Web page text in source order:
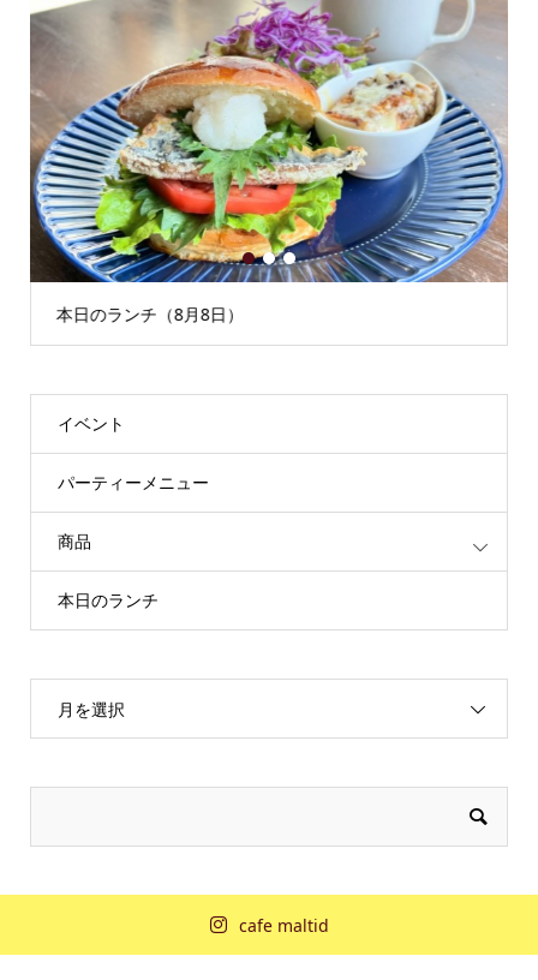
本日のランチ（8月8日）
1 2 3
イベント
パーティーメニュー
商品
本日のランチ
月を選択
cafe maltid